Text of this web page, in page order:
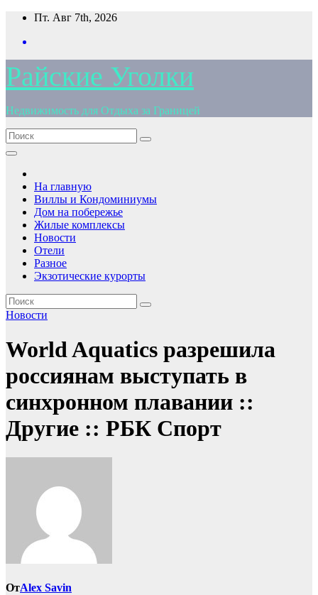
Перейти
содержимому
Пт. Авг 7th, 2026
Райские Уголки
Недвижимость для Отдыха за Границей
На главную
Виллы и Кондоминиумы
Дом на побережье
Жилые комплексы
Новости
Отели
Разное
Экзотические курорты
Новости
World Aquatics разрешила
россиянам выступать в
синхронном плавании ::
Другие :: РБК Спорт
ОтAlex Savin